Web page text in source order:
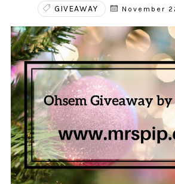
GIVEAWAY November